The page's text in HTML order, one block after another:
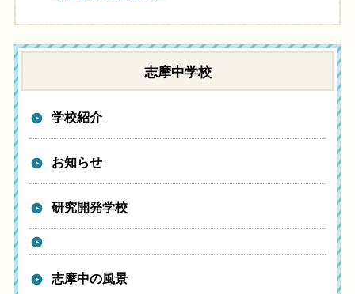
志摩中学校
学校紹介
お知らせ
研究開発学校
志摩中の風景